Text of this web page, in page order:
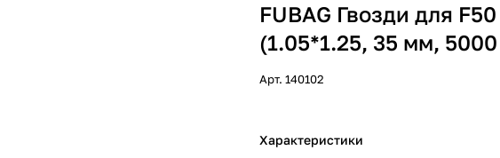
FUBAG Гвозди для F50
(1.05*1.25, 35 мм,
Арт.140102
Характеристики